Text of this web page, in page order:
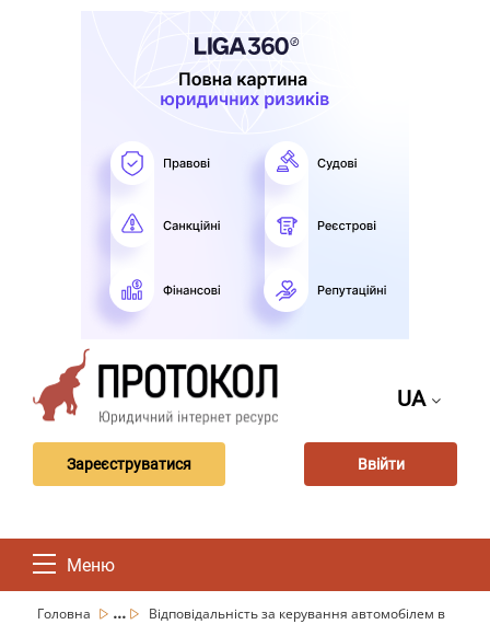
UA
Зареєструватися Ввійти
Меню
Головна ...
Відповідальність за керування автомобілем в